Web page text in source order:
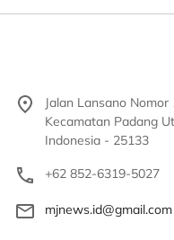
Jalan Lansano
Kecamatan Padang
Indonesia - 25133
+62 852-6319-5027
mjnews.id@gmail.com